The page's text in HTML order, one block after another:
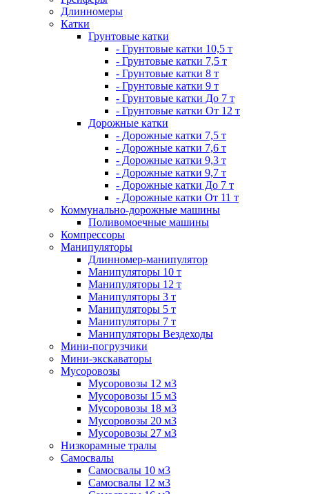
Длинномеры
Катки
Грунтовые катки
- Грунтовые катки 10,5 т
- Грунтовые катки 7,5 т
- Грунтовые катки 8 т
- Грунтовые катки 9 т
- Грунтовые катки До 7 т
- Грунтовые катки От 12 т
Дорожные катки
- Дорожные катки 7,5 т
- Дорожные катки 7,6 т
- Дорожные катки 9,3 т
- Дорожные катки 9,7 т
- Дорожные катки До 7 т
- Дорожные катки От 11 т
Коммунально-дорожные машины
Поливомоечные машины
Компрессоры
Манипуляторы
Длинномер-манипулятор
Манипуляторы 10 т
Манипуляторы 12 т
Манипуляторы 3 т
Манипуляторы 5 т
Манипуляторы 7 т
Манипуляторы Вездеходы
Мини-погрузчики
Мини-экскаваторы
Мусоровозы
Мусоровозы 12 м3
Мусоровозы 15 м3
Мусоровозы 18 м3
Мусоровозы 20 м3
Мусоровозы 27 м3
Низкорамные тралы
Самосвалы
Самосвалы 10 м3
Самосвалы 12 м3